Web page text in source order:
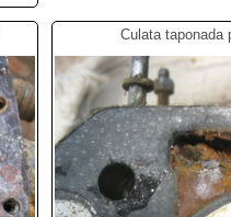
Culata taponada